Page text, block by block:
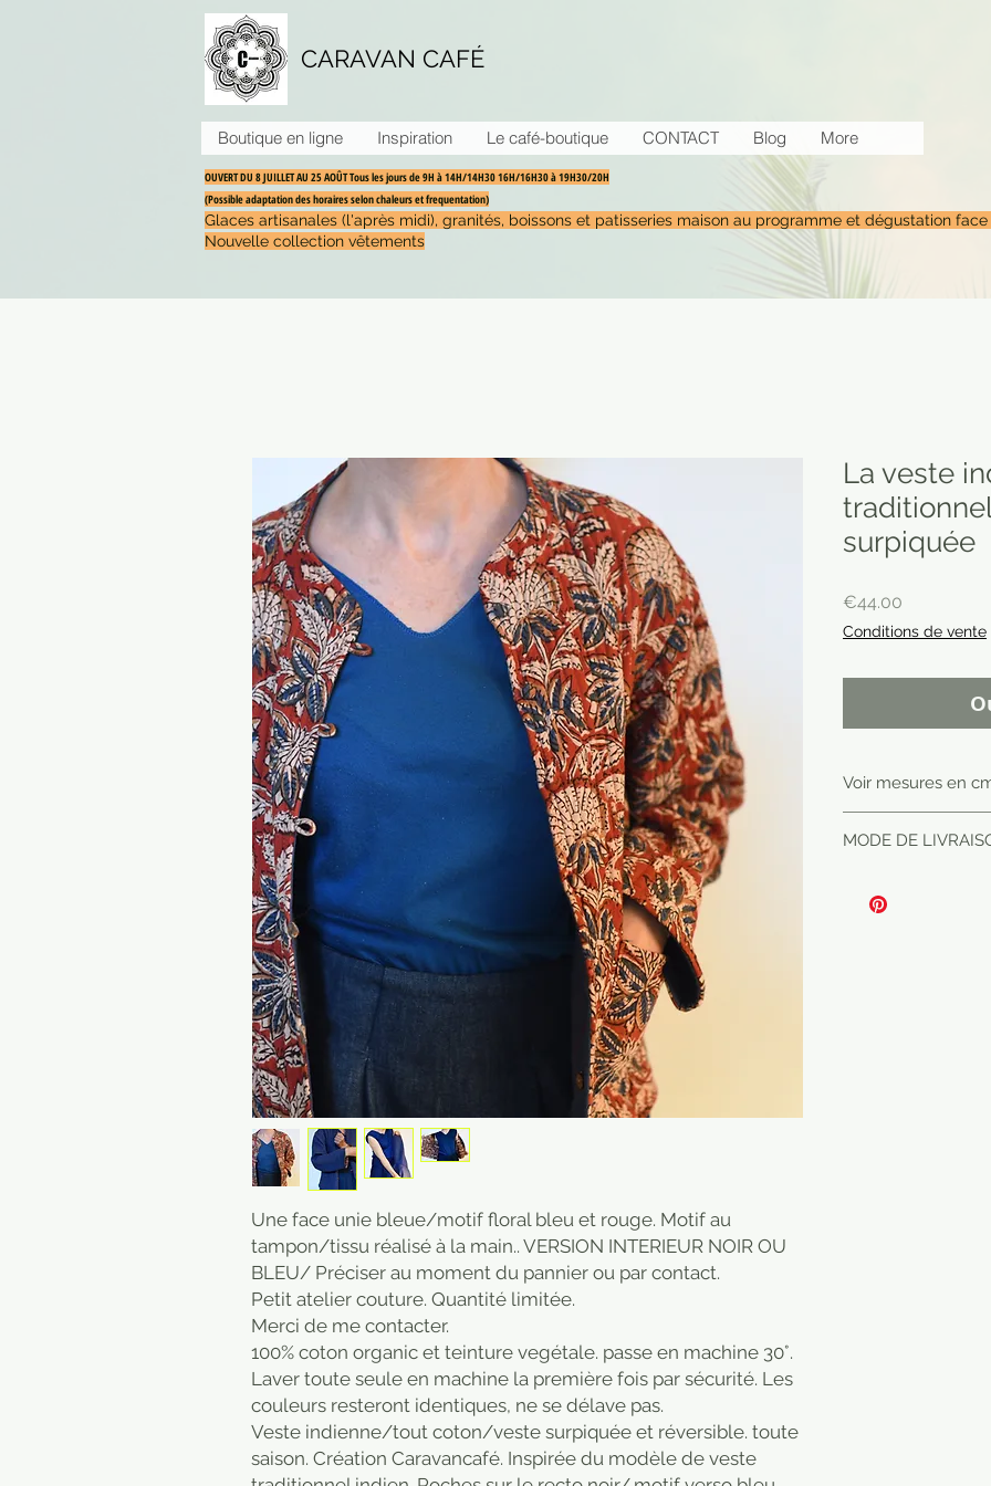
CARAVAN CAFÉ
Boutique en ligne Inspiration Le café-boutique CONTACT Blog More
OUVERT DU 8 JUILLET AU 25 AOÛT Tous les jours de 9H à 14H/14H30 16H/16H30 à 19H30/20H
(Possible adaptation des horaires selon chaleurs et frequentation)
Glaces artisanales (l'après midi), granités, boissons et patisseries maison au programme et dégustation face
Nouvelle collection vêtements
Une face unie bleue/motif floral bleu et rouge. Motif au
tampon/tissu réalisé à la main.. VERSION INTERIEUR NOIR OU
BLEU/ Préciser au moment du pannier ou par contact.
Petit atelier couture. Quantité limitée.
Merci de me contacter.
100% coton organic et teinture vegétale. passe en machine 30°.
Laver toute seule en machine la première fois par sécurité. Les
couleurs resteront identiques, ne se délave pas.
Veste indienne/tout coton/veste surpiquée et réversible. toute
saison. Création Caravancafé. Inspirée du modèle de veste
La veste
surpiquée
€44.00
Conditions de vente
Voir mesures en
Poitrine
MODE DE